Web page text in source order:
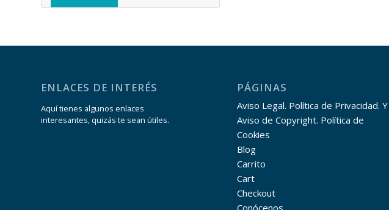
ENLACES DE INTERÉS
Aquí tienes algunos enlaces
interesantes, quizás te sean útiles.
PÁGINAS
Aviso Legal. Política de Privacidad. Y
Aviso de Copyright. Política de
Cookies
Blog
Carrito
Cart
Checkout
Conócenos